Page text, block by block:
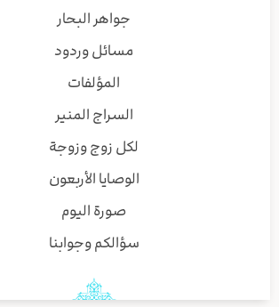
جواهر البحار
مسائل وردود
المؤلفات
السراج المنير
لكل زوج وزوجة
الوصايا الأربعون
صورة اليوم
سؤالكم وجوابنا